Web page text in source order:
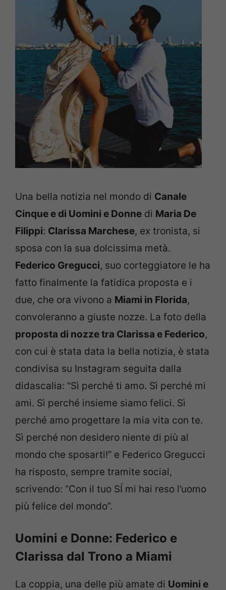
Una bella notizia nel mondo di Canale
Cinque e di Uomini e Donne di Maria De
Filippi: Clarissa Marchese, ex tronista, si
sposa con la sua dolcissima metà.
Federico Gregucci, suo corteggiatore le ha
fatto finalmente la fatidica proposta e i
due, che ora vivono a Miami in Florida,
convoleranno a giuste nozze. La foto della
proposta di nozze tra Clarissa e Federico,
con cui è stata data la bella notizia, è stata
condivisa su Instagram seguita dalla
didascalia: “Sì perché ti amo. Sì perché mi
ami. Sì perché insieme siamo felici. Sì
perché amo progettare la mia vita con te.
Sì perché non desidero niente di più al
mondo che sposarti!” e Federico Gregucci
ha risposto, sempre tramite social,
scrivendo: “Con il tuo SÍ mi hai reso l’uomo
più felice del mondo”.
Uomini e Donne: Federico e
Clarissa dal Trono a Miami
La coppia, una delle più amate di Uomini e